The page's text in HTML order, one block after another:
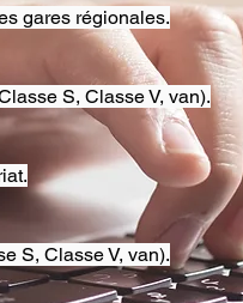
gares régionales.
S, Classe V, van).
S, Classe V, van).